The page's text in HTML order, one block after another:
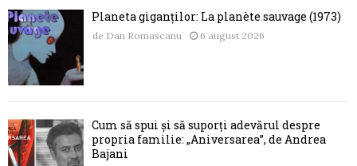
Planeta giganților: La planète sauvage (1973)
de Dan Romascanu 6 august 2026
Cum să spui și să suporți adevărul despre
propria familie: „Aniversarea”, de Andrea
Bajani